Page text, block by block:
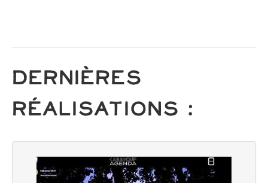
Dernières
Réalisations :